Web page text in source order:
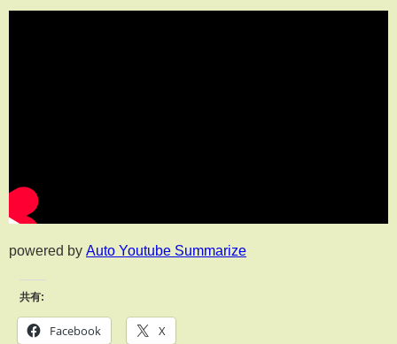
powered by Auto Youtube Summarize
共有:
Facebook X